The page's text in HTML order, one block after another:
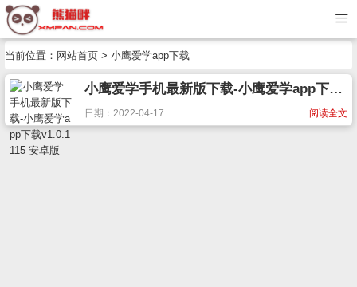
当前位置： 网站首页 > 小鹰爱学app下载
小鹰爱学手机最新版下载-小鹰爱学app下载v1.0.1115 安卓版
阅读全文
日期：2022-04-17